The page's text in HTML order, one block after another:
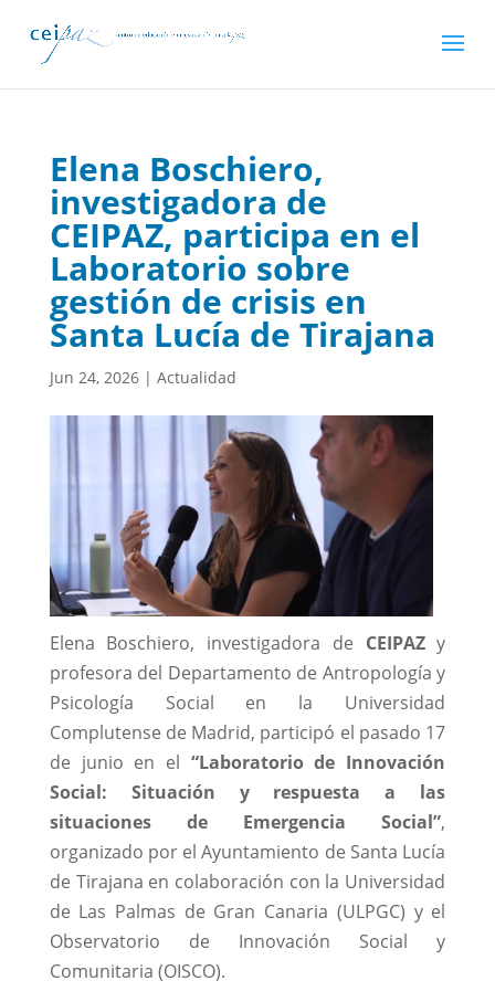
Elena Boschiero,
investigadora de
CEIPAZ, participa en el
Laboratorio sobre
gestión de crisis en
Santa Lucía de Tirajana
Jun 24, 2026| Actualidad
Elena Boschiero, investigadora de CEIPAZy
profesora del Departamento de Antropología y
Psicología Social en la Universidad
Complutense de Madrid, participó el pasado 17
de junio en el “Laboratorio de Innovación
Social: Situación y respuesta a las
situaciones de Emergencia Social”,
organizado por el Ayuntamiento de Santa Lucía
de Tirajana en colaboración con la Universidad
de Las Palmas de Gran Canaria (ULPGC) y el
Observatorio de Innovación Social y
Comunitaria (OISCO).